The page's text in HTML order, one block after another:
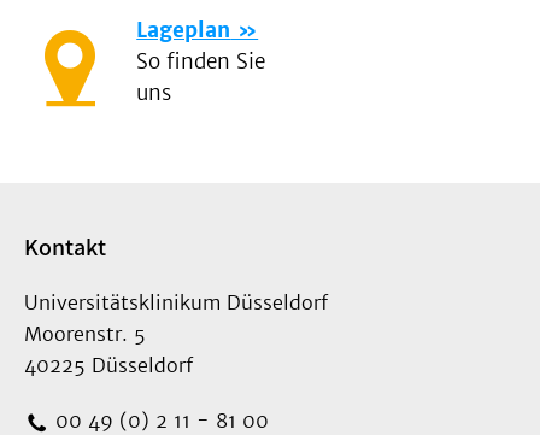
Lageplan
So finden Sie
uns
Kontakt
Universitätsklinikum Düsseldorf
Moorenstr. 5
40225 Düsseldorf
00 49 (0) 2 11 - 81 00